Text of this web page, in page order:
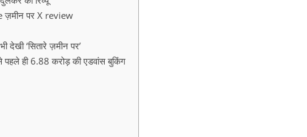
पर X review
‘सितारे ज़मीन पर’
ही 6.88 करोड़ की एडवांस बुकिंग